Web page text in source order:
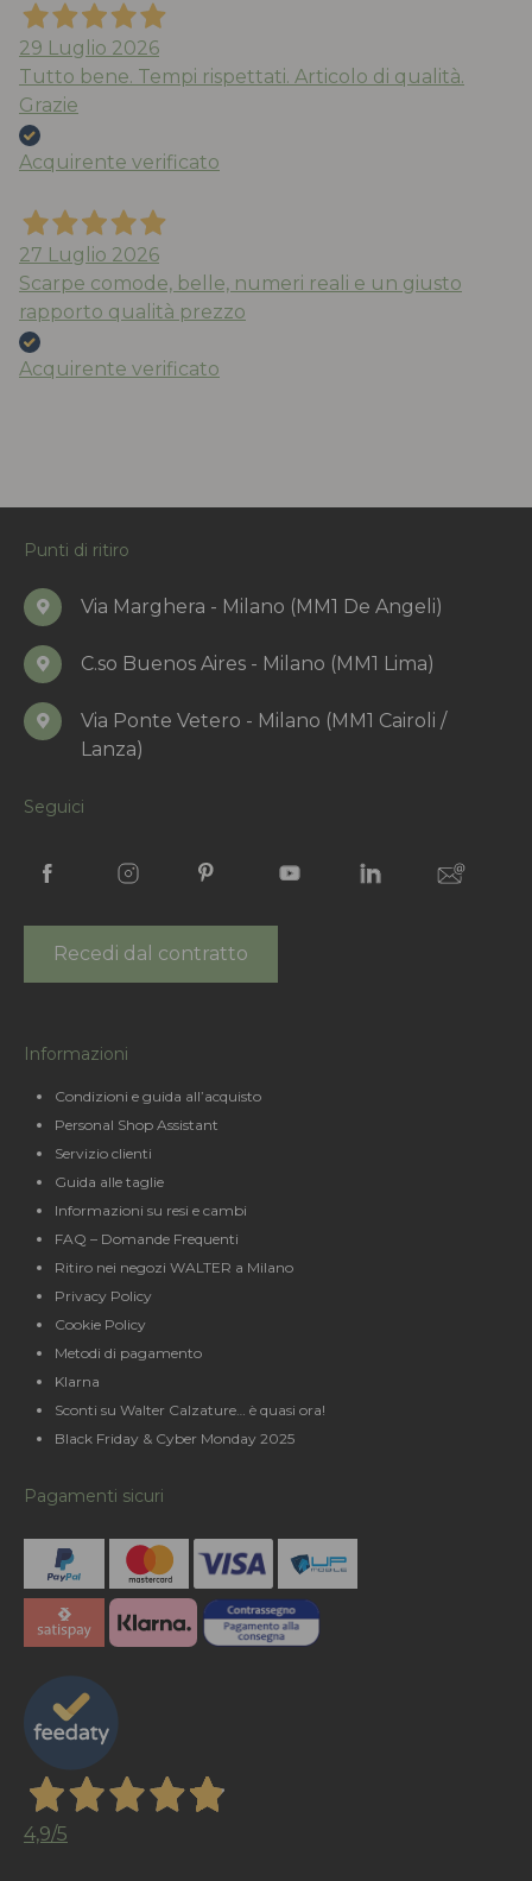
29 Luglio 2026
Tutto bene. Tempi rispettati. Articolo di qualità.
Grazie
Acquirente verificato
27 Luglio 2026
Scarpe comode, belle, numeri reali e un giusto
rapporto qualità prezzo
Acquirente verificato
Punti di ritiro
Via Marghera - Milano (MM1 De Angeli)
C.so Buenos Aires - Milano (MM1 Lima)
Via Ponte Vetero - Milano (MM1 Cairoli /
Lanza)
Seguici
Recedi dal contratto
Informazioni
Condizioni e guida all’acquisto
Personal Shop Assistant
Servizio clienti
Guida alle taglie
Informazioni su resi e cambi
FAQ – Domande Frequenti
Ritiro nei negozi WALTER a Milano
Privacy Policy
Cookie Policy
Metodi di pagamento
Klarna
Sconti su Walter Calzature… è quasi ora!
Black Friday & Cyber Monday 2025
Pagamenti sicuri
4,9/5